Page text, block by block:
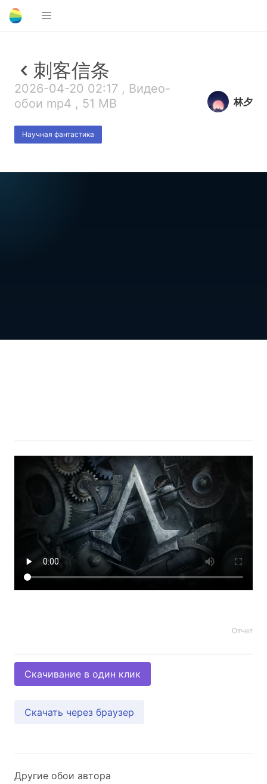
刺客信条
2026-04-20 02:17 , Видео-
обои mp4 , 51 MB
Научная фантастика
林夕
Отчет
Скачивание в один клик
Скачать через браузер
Другие обои автора